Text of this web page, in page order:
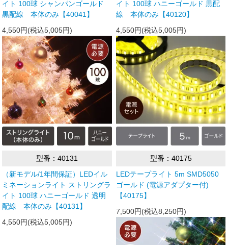
イト 100球 シャンパンゴールド
黒配線 本体のみ【40041】
4,550円(税込5,005円)
イト 100球 ハニーゴールド 黒配
線 本体のみ【40120】
4,550円(税込5,005円)
型番：40131
（新モデル/1年間保証）LEDイル
ミネーションライト ストリングラ
イト 100球 ハニーゴールド 透明
配線 本体のみ【40131】
4,550円(税込5,005円)
型番：40175
LEDテープライト 5m SMD5050
ゴールド (電源アダプター付)
【40175】
7,500円(税込8,250円)